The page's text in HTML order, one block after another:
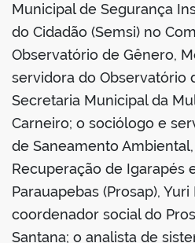
Municipal de Segurança
do Cidadão (Semsi) no
Observatório de Gênero,
servidora do Observatório
Secretaria Municipal da
Carneiro; o sociólogo e
de Saneamento
Recuperação de Igarapés
Parauapebas (Prosap),
coordenador social do
Santana; o analista de